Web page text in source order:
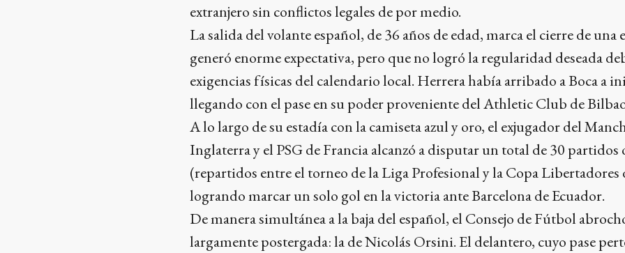
extranjero sin conflictos legales de por medio.
La salida del volante español, de 36 años de edad, marca el cierre de una
generó enorme expectativa, pero que no logró la regularidad deseada
exigencias físicas del calendario local. Herrera había arribado a Boca a
llegando con el pase en su poder proveniente del Athletic Club de
A lo largo de su estadía con la camiseta azul y oro, el exjugador del
Inglaterra y el PSG de Francia alcanzó a disputar un total de 30 partidos
(repartidos entre el torneo de la Liga Profesional y la Copa Libertadores
logrando marcar un solo gol en la victoria ante Barcelona de Ecuador.
De manera simultánea a la baja del español, el Consejo de Fútbol
largamente postergada: la de Nicolás Orsini. El delantero, cuyo pase